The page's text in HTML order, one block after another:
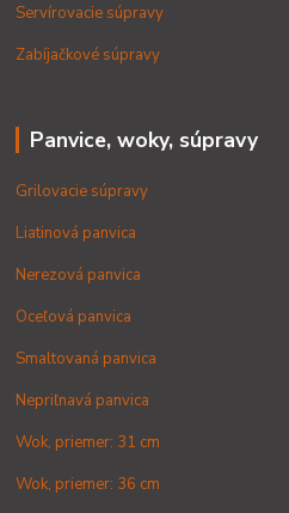
Servírovacie súpravy
Zabíjačkové súpravy
Panvice, woky, súpravy
Grilovacie súpravy
Liatinová panvica
Nerezová panvica
Oceľová panvica
Smaltovaná panvica
Nepriľnavá panvica
Wok, priemer: 31 cm
Wok, priemer: 36 cm